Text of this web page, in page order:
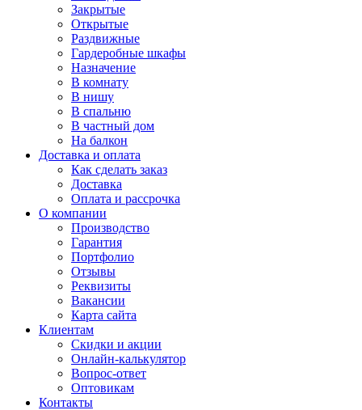
Закрытые
Открытые
Раздвижные
Гардеробные шкафы
Назначение
В комнату
В нишу
В спальню
В частный дом
На балкон
Доставка и оплата
Как сделать заказ
Доставка
Оплата и рассрочка
О компании
Производство
Гарантия
Портфолио
Отзывы
Реквизиты
Вакансии
Карта сайта
Клиентам
Скидки и акции
Онлайн-калькулятор
Вопрос-ответ
Оптовикам
Контакты